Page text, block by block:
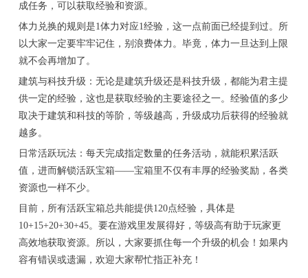
成任务，可以获取经验和资源。
体力兑换的规则是1体力对应1经验，这一点前面已经提到过。所
以大家一定要牢牢记住，别浪费体力。毕竟，体力一旦达到上限
就不会再增加了。
建筑与科技升级：无论是建筑升级还是科技升级，都能为君主提
供一定的经验，这也是获取经验的主要途径之一。经验值的多少
取决于建筑和科技的等阶，等级越高，升级成功后获得的经验就
越多。
日常活跃玩法：每天完成指定数量的任务活动，就能积累活跃
值，进而解锁活跃宝箱——宝箱里不仅有丰厚的经验奖励，各类
资源也一样不少。
目前，所有活跃宝箱总共能提供120点经验，具体是
10+15+20+30+45。要在游戏里发展得好，等级高有助于玩家更
高效地获取资源。所以，大家要抓住每一个升级的机会！如果内
容有错误或遗漏，欢迎大家帮忙指正补充！